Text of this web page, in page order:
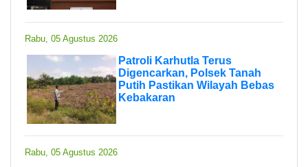
Rabu, 05 Agustus 2026
Patroli Karhutla Terus
Digencarkan, Polsek Tanah
Putih Pastikan Wilayah Bebas
Kebakaran
Rabu, 05 Agustus 2026